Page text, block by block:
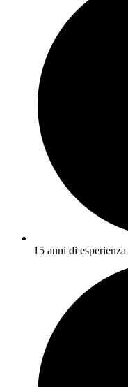
15 anni di esperienza